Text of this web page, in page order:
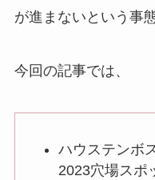
が進まないという事
今回の記事では、
ハウステンボ
2023穴場スポ